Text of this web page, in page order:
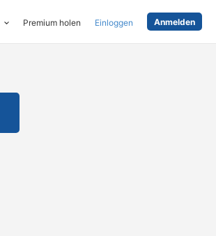
Premium holen Einloggen Anmelden